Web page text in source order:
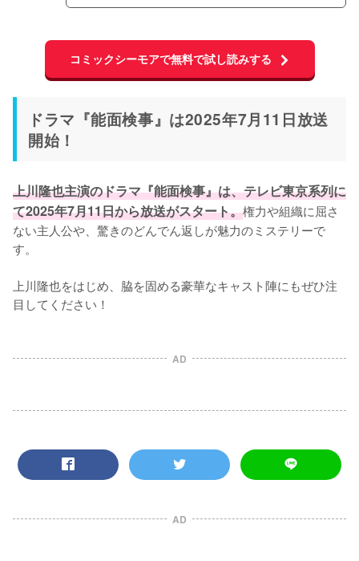
コミックシーモアで無料で試し読みする
ドラマ『能面検事』は2025年7月11日放送
開始！
上川隆也主演のドラマ『能面検事』は、テレビ東京系列に
て2025年7月11日から放送がスタート。権力や組織に屈さ
ない主人公や、驚きのどんでん返しが魅力のミステリーで
す。
上川隆也をはじめ、脇を固める豪華なキャスト陣にもぜひ注
目してください！
AD
AD